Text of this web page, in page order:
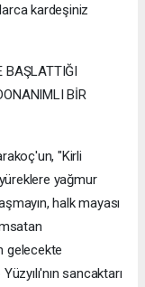
kardeşiniz
BAŞLATTIĞI
BİR
"Kirli
yağmur
halk mayası
gelecekte
sancaktarı